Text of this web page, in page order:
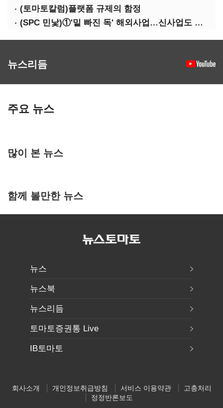
(토마토칼럼)플랫폼 규제의 함정
(SPC 민낯)①'밑 빠진 독' 해외사업…신사업도 경고등
뉴스리듬
주요 뉴스
많이 본 뉴스
함께 볼만한 뉴스
뉴스
뉴스북
뉴스리듬
토마토증권통 Live
IB토마토
회사소개 개인정보취급방침 서비스 이용약관
고충처리
정정반론보도